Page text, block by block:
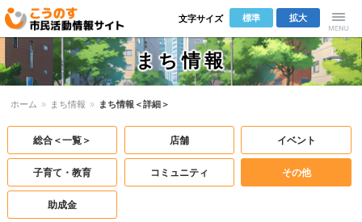
こうのす市
民活動情報サ
イト
Menu
拡大
標準
文字サイズ
まち情報
ホーム » まち情報 » まち情報＜詳細＞
総合＜一覧＞ 店舗 イベント
子育て・教育 コミュニティ その他
助成金